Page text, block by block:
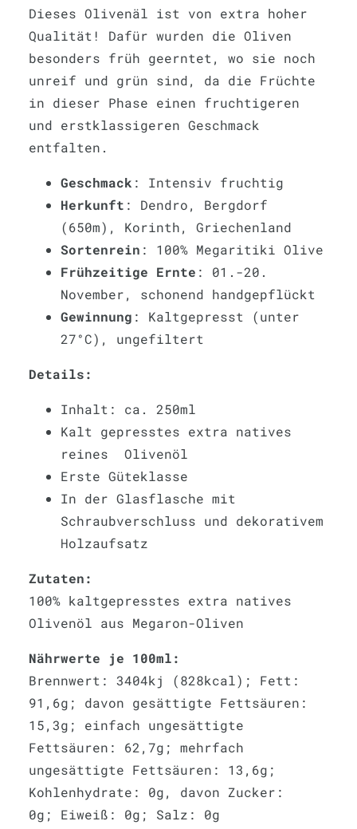
Dieses Olivenäl ist von extra hoher
Qualität! Dafür wurden die Oliven
besonders früh geerntet, wo sie noch
unreif und grün sind, da die Früchte
in dieser Phase einen fruchtigeren
und erstklassigeren Geschmack
entfalten.
Geschmack : Intensiv fruchtig
Herkunft : Dendro, Bergdorf
(650m), Korinth, Griechenland
Sortenrein : 100% Megaritiki Olive
Frühzeitige Ernte : 01.-20.
November, schonend handgepflückt
Gewinnung : Kaltgepresst (unter
27°C), ungefiltert
Details:
Inhalt: ca. 250ml
Kalt gepresstes extra natives
reines Olivenöl
Erste Güteklasse
In der Glasflasche mit
Schraubverschluss und dekorativem
Holzaufsatz
Zutaten:
100% kaltgepresstes extra natives
Olivenöl aus Megaron-Oliven
Nährwerte je 100ml:
Brennwert: 3404kj (828kcal); Fett:
91,6g; davon gesättigte Fettsäuren:
15,3g; einfach ungesättigte
Fettsäuren: 62,7g; mehrfach
ungesättigte Fettsäuren: 13,6g;
Kohlenhydrate: 0g, davon Zucker:
0g; Eiweiß: 0g; Salz: 0g